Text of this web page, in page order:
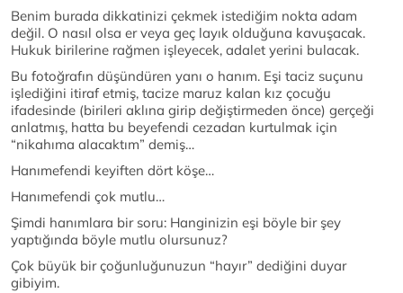
Benim burada dikkatinizi çekmek istediğim nokta adam
değil. O nasıl olsa er veya geç layık olduğuna kavuşacak.
Hukuk birilerine rağmen işleyecek, adalet yerini bulacak.
Bu fotoğrafın düşündüren yanı o hanım. Eşi taciz suçunu
işlediğini itiraf etmiş, tacize maruz kalan kız çocuğu
ifadesinde (birileri aklına girip değiştirmeden önce) gerçeği
anlatmış, hatta bu beyefendi cezadan kurtulmak için
“nikahıma alacaktım” demiş…
Hanımefendi keyiften dört köşe…
Hanımefendi çok mutlu…
Şimdi hanımlara bir soru: Hanginizin eşi böyle bir şey
yaptığında böyle mutlu olursunuz?
Çok büyük bir çoğunluğunuzun “hayır” dediğini duyar
gibiyim.